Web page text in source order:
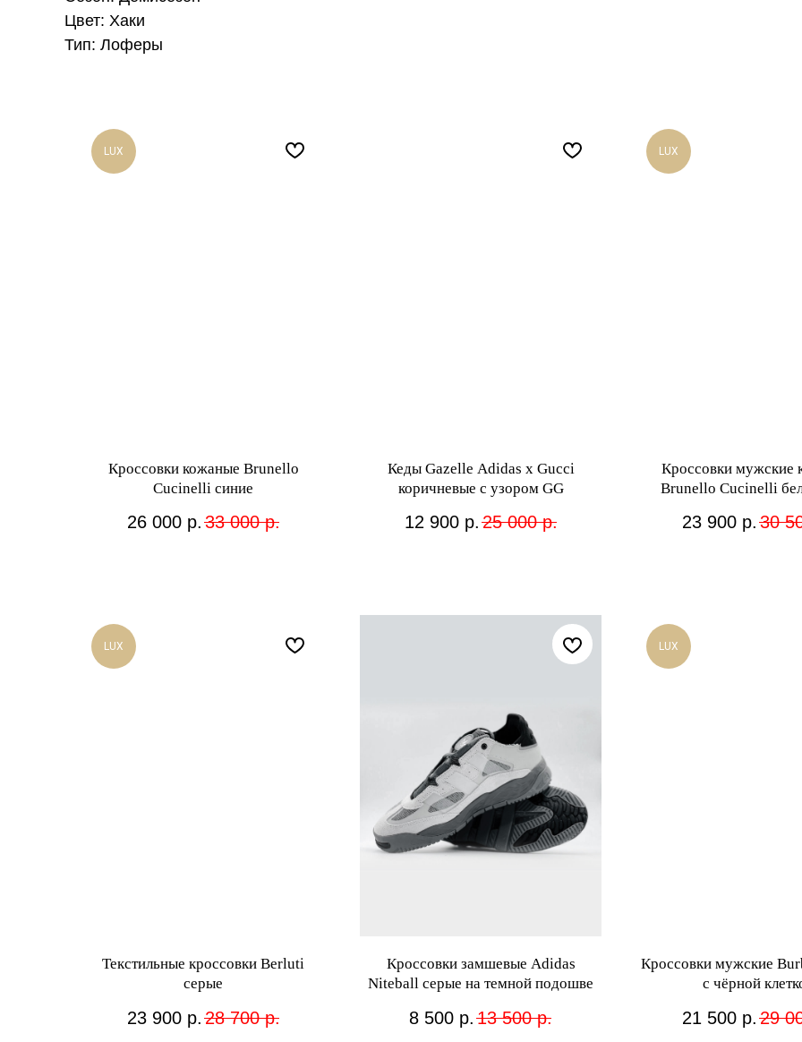
Цвет: Хаки
Тип: Лоферы
LUX
Кроссовки кожаные Brunello
Cucinelli синие
26 000 р. 33 000 р.
Кеды Gazelle Adidas x Gucci
коричневые с узором GG
12 900 р. 25 000 р.
LUX
Кроссовки мужские
Brunello Cucinelli
23 900 р. 30
LUX
Текстильные кроссовки Berluti
серые
23 900 р. 28 700 р.
Кроссовки замшевые Adidas
Niteball серые на темной подошве
8 500 р. 13 500 р.
LUX
Кроссовки мужские
с чёрной
21 500 р. 29